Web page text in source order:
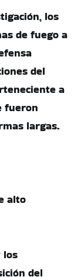
los
de fuego a
del
a
fueron
largas.
alto
los
del